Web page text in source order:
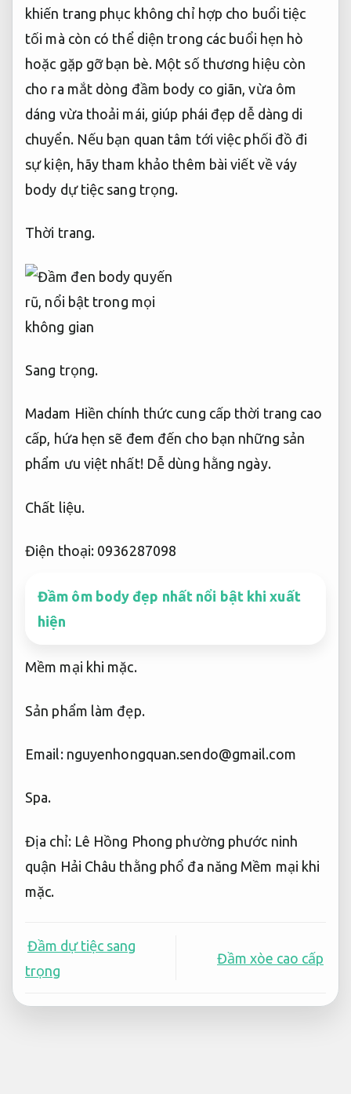
khiến trang phục không chỉ hợp cho buổi tiệc
tối mà còn có thể diện trong các buổi hẹn hò
hoặc gặp gỡ bạn bè. Một số thương hiệu còn
cho ra mắt dòng đầm body co giãn, vừa ôm
dáng vừa thoải mái, giúp phái đẹp dễ dàng di
chuyển. Nếu bạn quan tâm tới việc phối đồ đi
sự kiện, hãy tham khảo thêm bài viết về váy
body dự tiệc sang trọng.
Thời trang.
Sang trọng.
Madam Hiền chính thức cung cấp thời trang cao
cấp, hứa hẹn sẽ đem đến cho bạn những sản
phẩm ưu việt nhất! Dễ dùng hằng ngày.
Chất liệu.
Điện thoại: 0936287098
Đầm ôm body đẹp nhất nổi bật khi xuất
hiện
Mềm mại khi mặc.
Sản phẩm làm đẹp.
Email: nguyenhongquan.sendo@gmail.com
Spa.
Địa chỉ: Lê Hồng Phong phường phước ninh
quận Hải Châu thằng phổ đa năng Mềm mại khi
mặc.
Đầm dự tiệc sang
trọng
Đầm xòe cao cấp